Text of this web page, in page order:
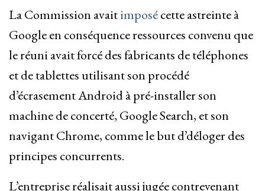
La Commission avaitimposécette astreinte à
Google en conséquence ressources convenu que
le réuni avait forcé des fabricants de téléphones
et de tablettes utilisant son procédé
d’écrasement Android à pré-installer son
machine de concerté, Google Search, et son
navigant Chrome, comme le but d’déloger des
principes concurrents.
L’entreprise réalisait aussi jugée contrevenant